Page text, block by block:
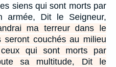
siens qui sont morts par
armée, Dit le Seigneur,
ma terreur dans le
couchés au milieu
qui sont morts par
sa multitude, Dit le